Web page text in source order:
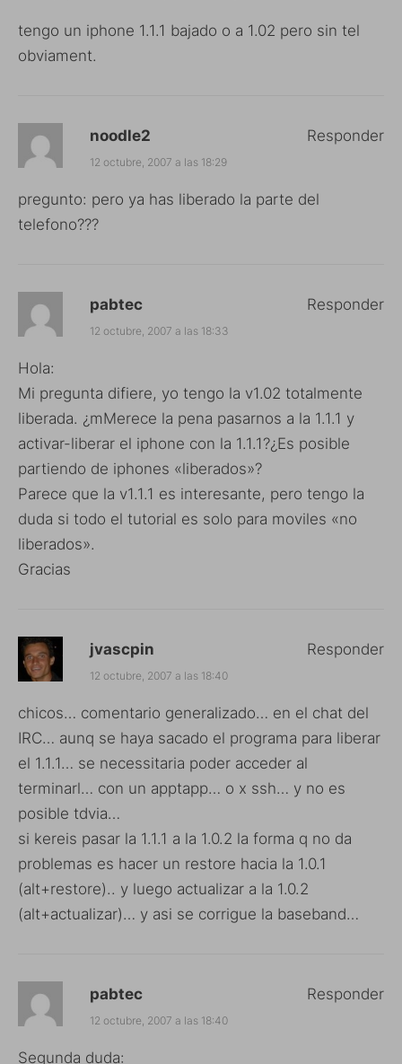
tengo un iphone 1.1.1 bajado o a 1.02 pero sin tel
obviament.
noodle2
12 octubre, 2007 a las 18:29
pregunto: pero ya has liberado la parte del
telefono???
Responder
pabtec
12 octubre, 2007 a las 18:33
Hola:
Mi pregunta difiere, yo tengo la v1.02 totalmente
liberada. ¿mMerece la pena pasarnos a la 1.1.1 y
activar-liberar el iphone con la 1.1.1?¿Es posible
partiendo de iphones «liberados»?
Parece que la v1.1.1 es interesante, pero tengo la
duda si todo el tutorial es solo para moviles «no
liberados».
Gracias
Responder
jvascpin
12 octubre, 2007 a las 18:40
chicos… comentario generalizado… en el chat del
IRC… aunq se haya sacado el programa para liberar
el 1.1.1… se necessitaria poder acceder al
terminarl… con un apptapp… o x ssh… y no es
posible tdvia…
si kereis pasar la 1.1.1 a la 1.0.2 la forma q no da
problemas es hacer un restore hacia la 1.0.1
(alt+restore).. y luego actualizar a la 1.0.2
(alt+actualizar)… y asi se corrigue la baseband…
Responder
pabtec
12 octubre, 2007 a las 18:40
Segunda duda:
Responder